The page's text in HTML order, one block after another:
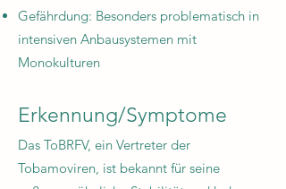
Gefährdung: Besonders problematisch in
intensiven Anbausystemen mit
Monokulturen
Erkennung/Symptome
Das ToBRFV, ein Vertreter der
Tobamoviren, ist bekannt für seine